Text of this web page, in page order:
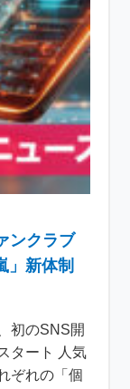
ンクラブ
新体制
初のSNS開
タート 人気
ぞれの「個